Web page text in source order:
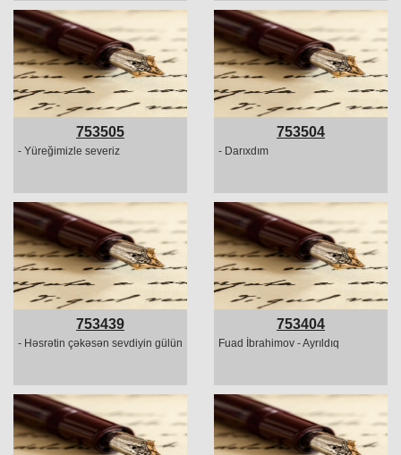
753505
- Yüreğimizle severiz
753504
- Darıxdım
753439
- Həsrətin çəkəsən sevdiyin gülün
753404
Fuad İbrahimov - Ayrıldıq